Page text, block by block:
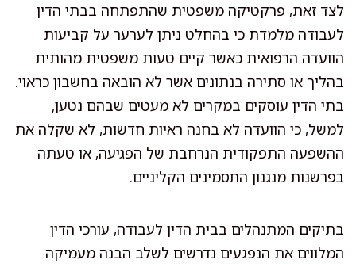
לצד זאת, פרקטיקה משפטית שהתפתחה בבתי הדין
לעבודה מלמדת כי בהחלט ניתן לערער על קביעות
הוועדה הרפואית כאשר קיים טעות משפטית מהותית
בהליך או סתירה בנתונים אשר לא הובאה בחשבון כראוי.
בתי הדין עוסקים במקרים לא מעטים שבהם נטען,
למשל, כי הוועדה לא בחנה ראיות חדשות, לא שקלה את
ההשפעה התפקודית הנרחבת של הפגיעה, או טעתה
בפרשנות מנגנון התסמינים הקליניים.
בתיקים המתנהלים בבית הדין לעבודה, עורכי הדין
המלווים את הנפגעים נדרשים לשלב הבנה מעמיקה